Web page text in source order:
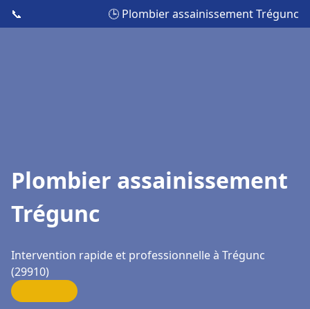
📞 🕒 Plombier assainissement Trégunc
Plombier assainissement
Trégunc
Intervention rapide et professionnelle à Trégunc
(29910)